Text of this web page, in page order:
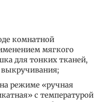
комнатной
мягкого
для тонких тканей,
режиме «ручная
с температурой